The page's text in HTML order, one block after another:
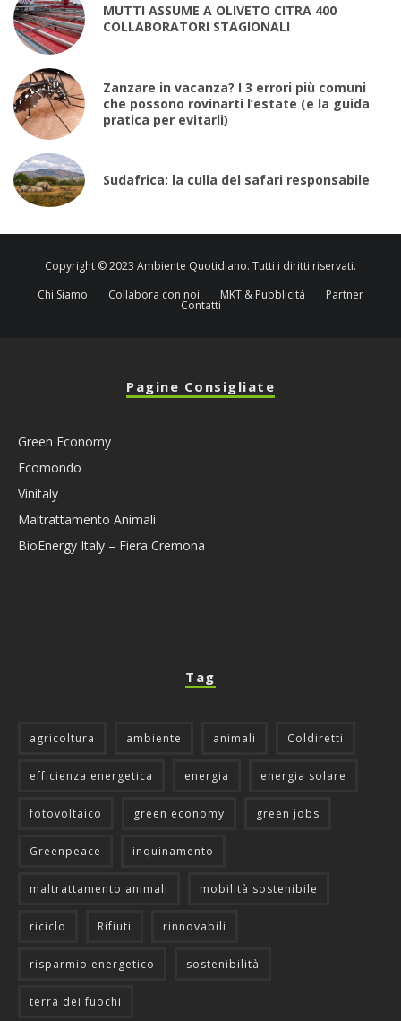
MUTTI ASSUME A OLIVETO CITRA 400
COLLABORATORI STAGIONALI
Zanzare in vacanza? I 3 errori più comuni
che possono rovinarti l’estate (e la guida
pratica per evitarli)
Sudafrica: la culla del safari responsabile
Copyright © 2023 Ambiente Quotidiano. Tutti i diritti riservati.
Chi Siamo
Collabora con noi MKT & Pubblicità Partner
Contatti
Pagine Consigliate
Green Economy
Ecomondo
Vinitaly
Maltrattamento Animali
BioEnergy Italy – Fiera Cremona
Tag
agricoltura ambiente animali Coldiretti
efficienza energetica energia energia solare
fotovoltaico green economy green jobs
Greenpeace inquinamento
maltrattamento animali mobilità sostenibile
riciclo Rifiuti rinnovabili
risparmio energetico sostenibilità
terra dei fuochi